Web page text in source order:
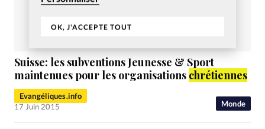
OK, J'ACCEPTE TOUT
Monde
Suisse: les subventions Jeunesse & Sport
maintenues pour les organisations chrétiennes
Evangéliques.info
17 Juin 2015